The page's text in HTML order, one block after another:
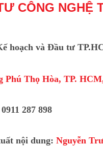
mạng CommScope Cat5e
CÔNG NGHỆ
hoạch và Đầu tư
Phú Thọ Hòa, TP.
287 898
nội dung: Nguyễn